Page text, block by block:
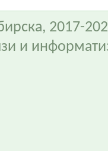
2017-
и